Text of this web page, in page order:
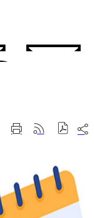
ImprimerGénérer
sur